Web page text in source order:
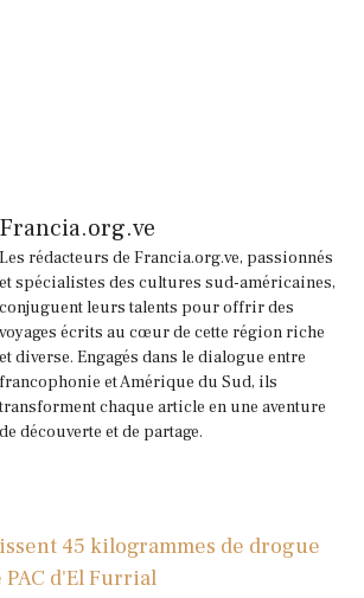
Francia.org.ve
Les rédacteurs de Francia.org.ve, passionnés
et spécialistes des cultures sud-américaines,
conjuguent leurs talents pour offrir des
voyages écrits au cœur de cette région riche
et diverse. Engagés dans le dialogue entre
francophonie et Amérique du Sud, ils
transforment chaque article en une aventure
de découverte et de partage.
45 kilogrammes de drogue
PAC d'El Furrial